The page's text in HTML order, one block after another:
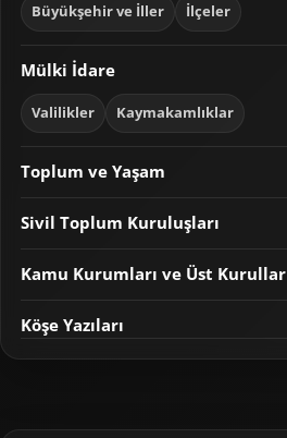
Büyükşehir ve İller İlçeler
Mülki İdare
Valilikler Kaymakamlıklar
Toplum ve Yaşam
Sivil Toplum Kuruluşları
Kamu Kurumları ve Üst Kurullar
Köşe Yazıları